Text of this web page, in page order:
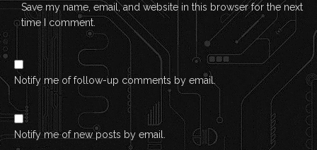
Save my name, email, and website in this browser for the next
time I comment.
Notify me of follow-up comments by email.
Notify me of new posts by email.